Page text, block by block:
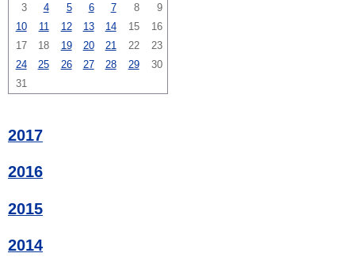
3
4 5 6 7 8
9
10
11 12 13 14 15
16
17
18 19 20 21 22
23
24
25 26 27 28 29
30
31
2017
2016
2015
2014